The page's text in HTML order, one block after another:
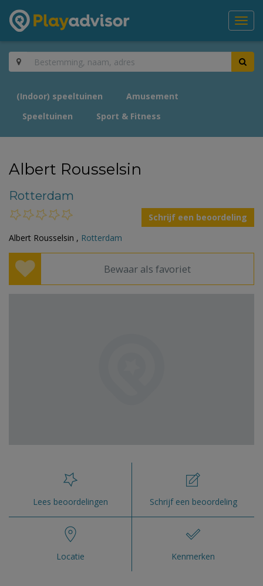
(Indoor) speeltuinen
Amusement
Speeltuinen
Sport & Fitness
Albert Rousselsin
Rotterdam
Schrijf een beoordeling
Albert Rousselsin , Rotterdam
Bewaar als favoriet
Lees beoordelingen Schrijf een beoordeling
Locatie Kenmerken